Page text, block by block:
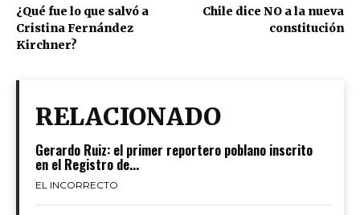
¿Qué fue lo que salvó a
Cristina Fernández
Kirchner?
Chile dice NO a la nueva
constitución
RELACIONADO
Gerardo Ruiz: el primer reportero poblano inscrito
en el Registro de...
EL INCORRECTO